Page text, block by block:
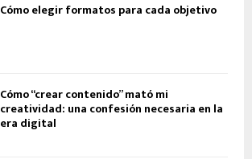
Cómo elegir formatos para cada objetivo
Cómo “crear contenido” mató mi
creatividad: una confesión necesaria en la
era digital